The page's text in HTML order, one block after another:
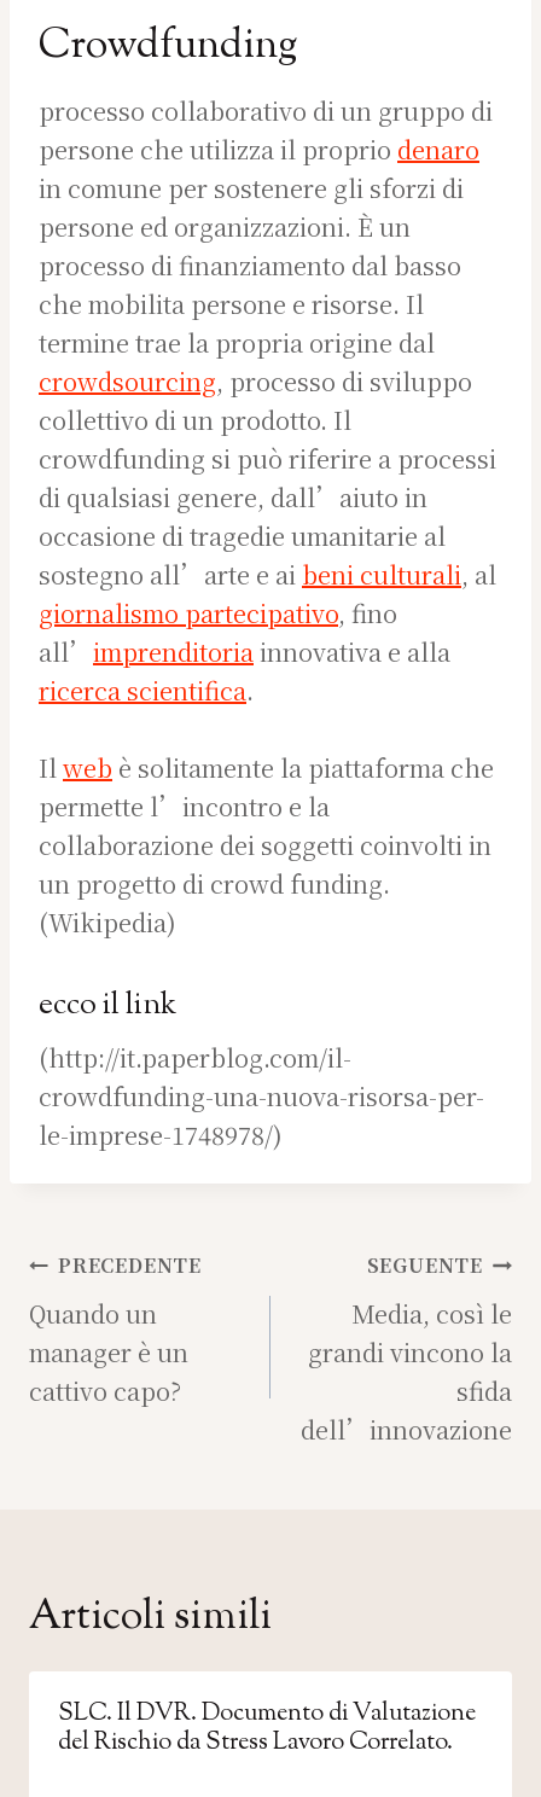
Crowdfunding
processo collaborativo di un gruppo di
persone che utilizza il proprio denaro
in comune per sostenere gli sforzi di
persone ed organizzazioni. È un
processo di finanziamento dal basso
che mobilita persone e risorse. Il
termine trae la propria origine dal
crowdsourcing, processo di sviluppo
collettivo di un prodotto. Il
crowdfunding si può riferire a processi
di qualsiasi genere, dall’aiuto in
occasione di tragedie umanitarie al
sostegno all’arte e ai beni culturali, al
giornalismo partecipativo, fino
all’ imprenditoria innovativa e alla
ricerca scientifica.
Ilweb è solitamente la piattaforma che
permette l’incontro e la
collaborazione dei soggetti coinvolti in
un progetto di crowd funding.
(Wikipedia)
ecco illink
(http://it.paperblog.com/il-
crowdfunding-una-nuova-risorsa-per-
le-imprese-1748978/)
Navigazione
articoli
PRECEDENTE
Quando un
manager è un
cattivo capo?
SEGUENTE
Media, così le
grandi vincono la
sfida
dell’innovazione
Articoli simili
SLC. Il DVR. Documento di Valutazione
del Rischio da Stress Lavoro Correlato.